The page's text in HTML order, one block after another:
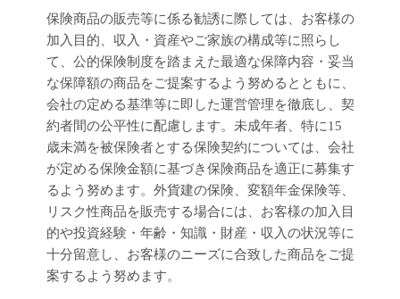
保険商品の販売等に係る勧誘に際しては、お客様の
加入目的、収入・資産やご家族の構成等に照らし
て、公的保険制度を踏まえた最適な保障内容・妥当
な保障額の商品をご提案するよう努めるとともに、
会社の定める基準等に即した運営管理を徹底し、契
約者間の公平性に配慮します。未成年者、特に15
歳未満を被保険者とする保険契約については、会社
が定める保険金額に基づき保険商品を適正に募集す
るよう努めます。外貨建の保険、変額年金保険等、
リスク性商品を販売する場合には、お客様の加入目
的や投資経験・年齢・知識・財産・収入の状況等に
十分留意し、お客様のニーズに合致した商品をご提
案するよう努めます。